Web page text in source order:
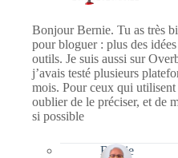
Bonjour Bernie. Tu as très
pour bloguer : plus des
outils. Je suis aussi sur
j’avais testé plusieurs
mois. Pour ceux qui utilisent
oublier de le préciser, et de
si possible
Bernie